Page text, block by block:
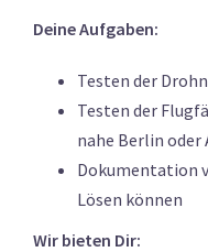
Deine Aufgaben:
Testen der
Testen der
nahe Berlin oder
Dokumentation
Lösen können
Wir bieten Dir: